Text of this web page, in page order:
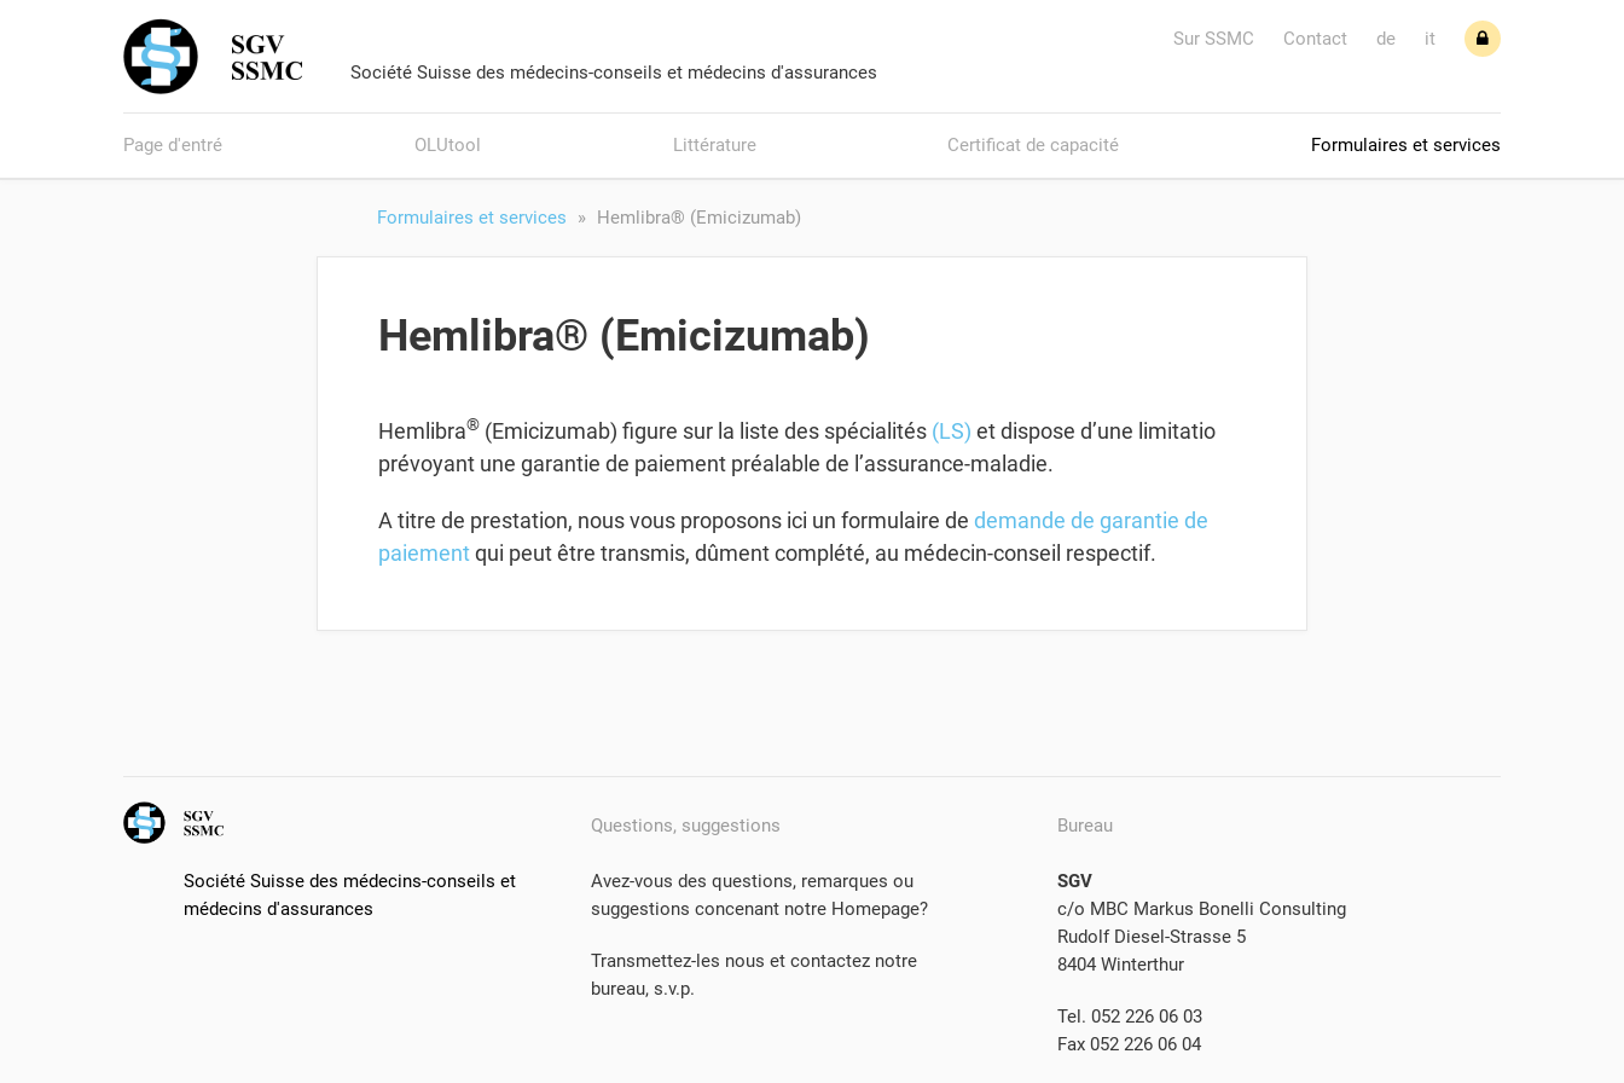
Sur SSMC Contact de
it
Société Suisse des médecins-conseils et médecins d'assurances
Page d'entré OLUtool Littérature Certificat de capacité Formulaires et services
Formulaires et services Hemlibra® (Emicizumab)
Hemlibra® (Emicizumab)
Hemlibra® (Emicizumab) figure sur la liste des spécialités (LS) et dispose d’une limitatio
prévoyant une garantie de paiement préalable de l’assurance-maladie.
A titre de prestation, nous vous proposons ici un formulaire de demande de garantie de
paiementqui peut être transmis, dûment complété, au médecin-conseil respectif.
Société Suisse des médecins-conseils et
médecins d'assurances
Questions, suggestions
Avez-vous des questions, remarques ou
suggestions concenant notre Homepage?
Transmettez-les nous et contactez notre
bureau, s.v.p.
Bureau
SGV
c/o MBC Markus Bonelli Consulting
Rudolf Diesel-Strasse 5
8404 Winterthur
Tel. 052 226 06 03
Fax 052 226 06 04